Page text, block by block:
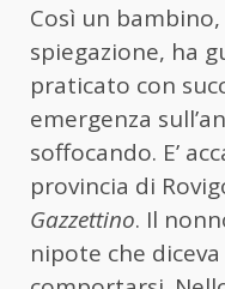
Così un
spiegazione, ha
praticato con
emergenza
soffocando. E’
provincia di
Gazzettino. Il
nipote che